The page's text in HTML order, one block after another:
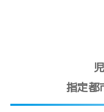
指定都